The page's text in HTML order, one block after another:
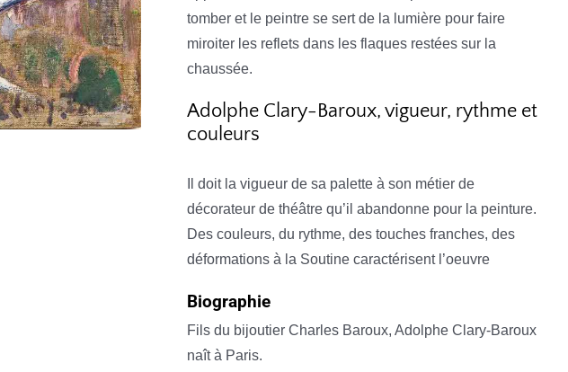
tomber et le peintre se sert de la lumière pour faire
miroiter les reflets dans les flaques restées sur la
chaussée.
Adolphe Clary-Baroux, vigueur, rythme et
couleurs
Il doit la vigueur de sa palette à son métier de
décorateur de théâtre qu’il abandonne pour la peinture.
Des couleurs, du rythme, des touches franches, des
déformations à la Soutine caractérisent l’oeuvre
Biographie
Fils du bijoutier Charles Baroux, Adolphe Clary-Baroux
naît à Paris.